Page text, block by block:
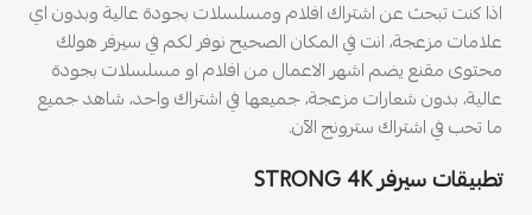
اذا كنت تبحث عن اشتراك افلام ومسلسلات بجودة عالية وبدون اي
علامات مزعجة، انت في المكان الصحيح نوفر لكم في سيرفر هولك
محتوى مقنع يضم اشهر الاعمال من افلام او مسلسلات بجودة
عالية، بدون شعارات مزعجة، جميعها في اشتراك واحد، شاهد جميع
ما تحب في اشتراك سترونج الآن.
تطبيقات سيرفر STRONG 4K